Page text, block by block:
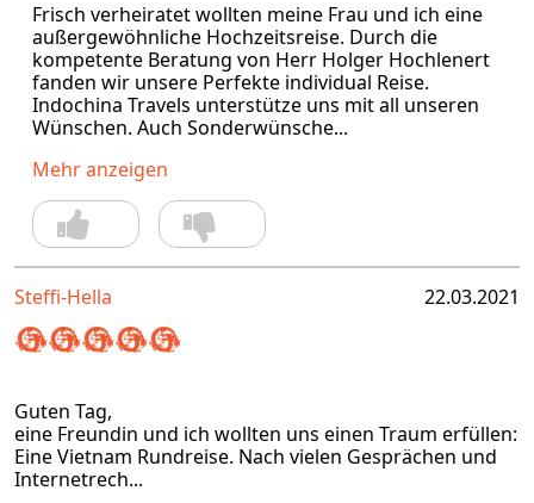
Frisch verheiratet wollten meine Frau und ich eine
außergewöhnliche Hochzeitsreise. Durch die
kompetente Beratung von Herr Holger Hochlenert
fanden wir unsere Perfekte individual Reise.
Indochina Travels unterstütze uns mit all unseren
Wünschen. Auch Sonderwünsche...
Mehr anzeigen
Steffi-Hella 22.03.2021
Guten Tag,
eine Freundin und ich wollten uns einen Traum erfüllen:
Eine Vietnam Rundreise. Nach vielen Gesprächen und
Internetrech...